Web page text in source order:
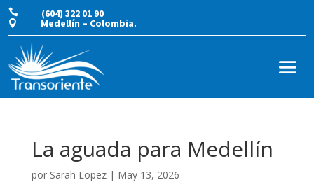
 (604) 322 01 90
 Medellín – Colombia.
La aguada para Medellín
por Sarah Lopez| May 13, 2026